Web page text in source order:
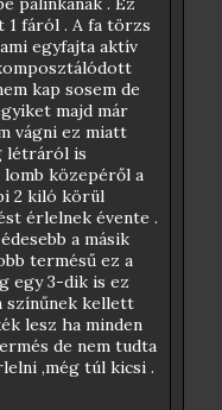
fáról . A fa törzs
egyfajta aktív
kap sosem de
majd már
vágni ez miatt
létráról is
közepéről a
2 kiló körül
érlelnek évente .
a másik
termésű ez a
egy 3-dik is ez
színűnek kellett
lesz ha minden
de nem tudta
,még túl kicsi .